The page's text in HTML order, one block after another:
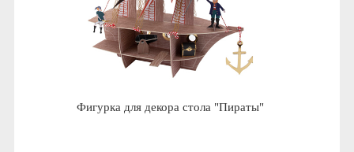
Фигурка для декора стола "Пираты"